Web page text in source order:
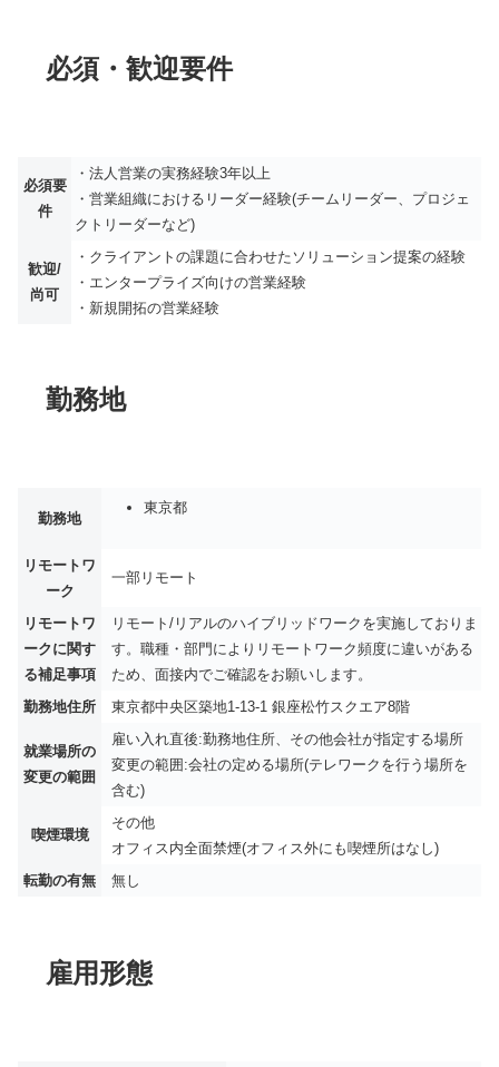
必須・歓迎要件
必須要
件
・法人営業の実務経験3年以上
・営業組織におけるリーダー経験(チームリーダー、プロジェ
クトリーダーなど)
歓迎/
尚可
・クライアントの課題に合わせたソリューション提案の経験
・エンタープライズ向けの営業経験
・新規開拓の営業経験
勤務地
勤務地
東京都
リモートワ
ーク
一部リモート
リモートワ
ークに関す
る補足事項
リモート/リアルのハイブリッドワークを実施しておりま
す。職種・部門によりリモートワーク頻度に違いがある
ため、面接内でご確認をお願いします。
勤務地住所
東京都中央区築地1-13-1 銀座松竹スクエア8階
就業場所の
変更の範囲
雇い入れ直後:勤務地住所、その他会社が指定する場所
変更の範囲:会社の定める場所(テレワークを行う場所を
含む)
喫煙環境
その他
オフィス内全面禁煙(オフィス外にも喫煙所はなし)
転勤の有無
無し
雇用形態